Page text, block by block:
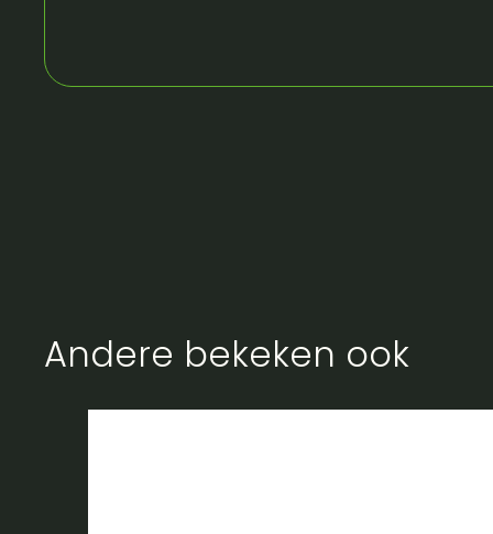
Andere bekeken ook